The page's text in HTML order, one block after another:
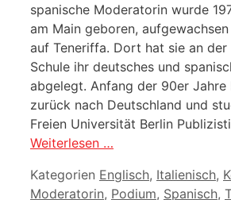
spanische Moderatorin wurde
am Main geboren,
auf Teneriffa. Dort hat sie an der
Schule ihr deutsches und
abgelegt. Anfang der 90er Jahre
zurück nach Deutschland und
Freien Universität Berlin
Weiterlesen …
Kategorien Englisch, Italienisch,
Moderatorin, Podium, Spanisch,